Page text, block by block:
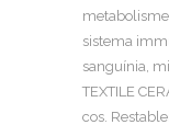
sistema
sanguínia,
TEXTILE
cos.